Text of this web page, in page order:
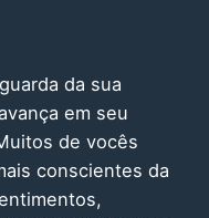
da sua
em seu
de vocês
conscientes da